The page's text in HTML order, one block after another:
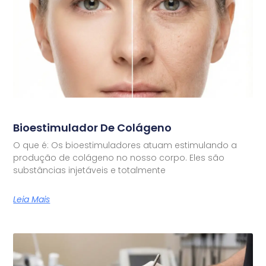
Bioestimulador De Colágeno
O que é: Os bioestimuladores atuam estimulando a
produção de colágeno no nosso corpo. Eles são
substâncias injetáveis e totalmente
Leia Mais